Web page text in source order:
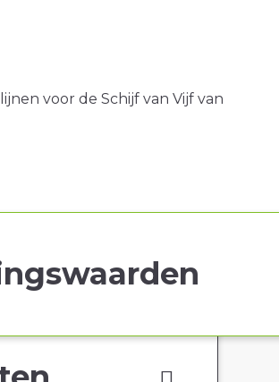
voor de Schijf van Vijf van